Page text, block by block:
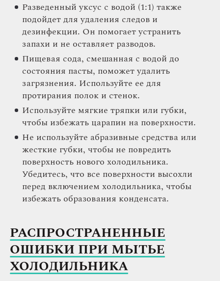
Разведенный уксус с водой (1:1) также
подойдет для удаления следов и
дезинфекции. Он помогает устранить
запахи и не оставляет разводов.
Пищевая сода, смешанная с водой до
состояния пасты, поможет удалить
загрязнения. Используйте ее для
протирания полок и стенок.
Используйте мягкие тряпки или губки,
чтобы избежать царапин на поверхности.
Не используйте абразивные средства или
жесткие губки, чтобы не повредить
поверхность нового холодильника.
Убедитесь, что все поверхности высохли
перед включением холодильника, чтобы
избежать образования конденсата.
РАСПРОСТРАНЕННЫЕ
ОШИБКИ ПРИ МЫТЬЕ
ХОЛОДИЛЬНИКА